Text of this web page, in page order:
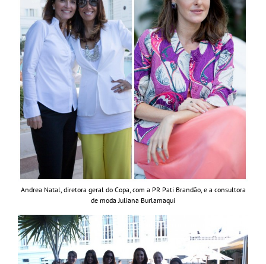
Andrea Natal, diretora geral do Copa, com a PR Pati Brandão, e a consultora
de moda Juliana Burlamaqui